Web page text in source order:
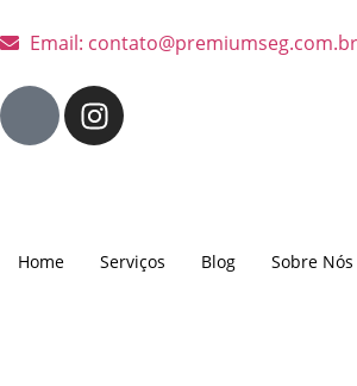
Email: contato@premiumseg.com.br
Home Serviços Blog Sobre Nós